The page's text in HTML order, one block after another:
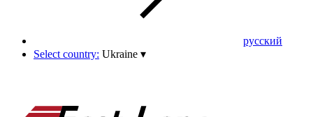
pусский
Select country: Ukraine ▾